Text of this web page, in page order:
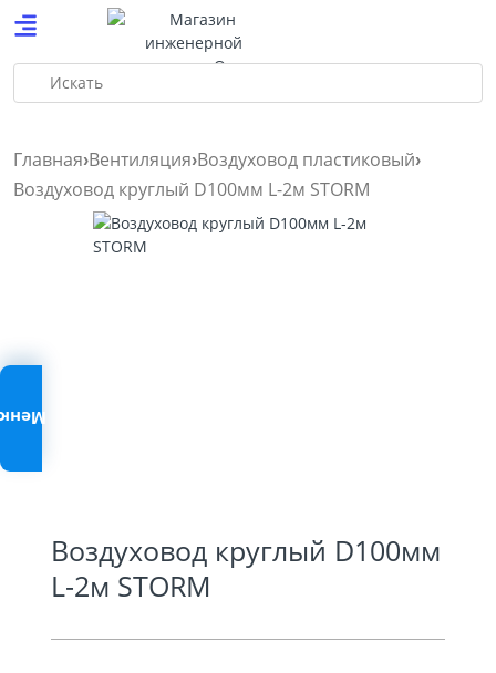
Искать
Главная Вентиляция Воздуховод пластиковый
Воздуховод круглый D100мм L-2м STORM
Воздуховод круглый D100мм
L-2м STORM